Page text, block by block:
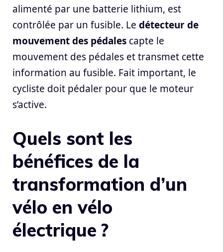
alimenté par une batterie lithium, est
contrôlée par un fusible. Le détecteur de
mouvement des pédales capte le
mouvement des pédales et transmet cette
information au fusible. Fait important, le
cycliste doit pédaler pour que le moteur
s’active.
Quels sont les
bénéfices de la
transformation d’un
vélo en vélo
électrique ?